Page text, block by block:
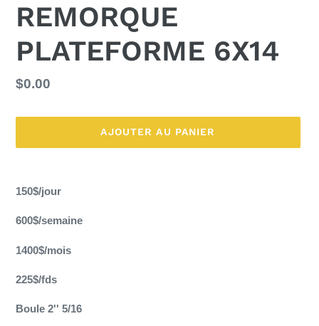
REMORQUE
PLATEFORME 6X14
Prix
$0.00
AJOUTER AU PANIER
d'un
produit
à
panier
150$/jour
600$/semaine
1400$/mois
225$/fds
Boule 2'' 5/16